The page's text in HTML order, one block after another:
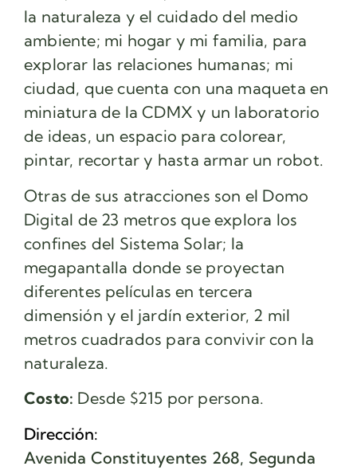
la naturaleza y el cuidado del medio
ambiente; mi hogar y mi familia, para
explorar las relaciones humanas; mi
ciudad, que cuenta con una maqueta en
miniatura de la CDMX y un laboratorio
de ideas, un espacio para colorear,
pintar, recortar y hasta armar un robot.
Otras de sus atracciones son el Domo
Digital de 23 metros que explora los
confines del Sistema Solar; la
megapantalla donde se proyectan
diferentes películas en tercera
dimensión y el jardín exterior, 2 mil
metros cuadrados para convivir con la
naturaleza.
Costo: Desde $215 por persona.
Dirección:
Avenida Constituyentes 268, Segunda